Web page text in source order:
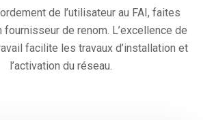
de l’utilisateur au FAI, faites
fournisseur de renom. L’excellence de
facilite les travaux d’installation et
l’activation du réseau.